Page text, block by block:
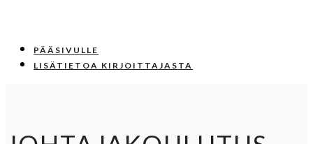
PÄÄSIVULLE
LISÄTIETOA KIRJOITTAJASTA